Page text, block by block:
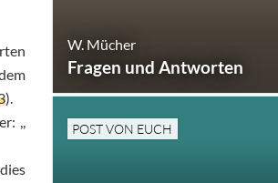
).
,,
W. Mücher
Fragen und Antworten
POST VON EUCH